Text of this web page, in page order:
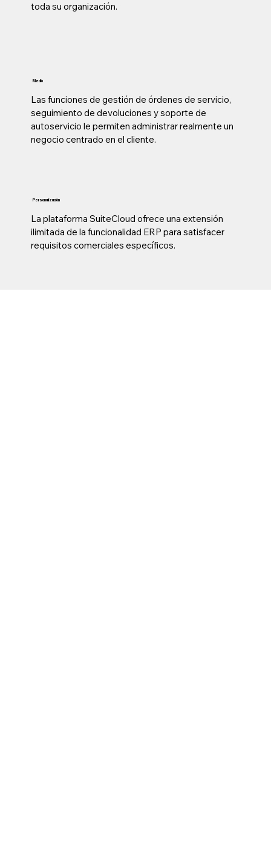
toda su organización.
Medio
Las funciones de gestión de órdenes de servicio,
seguimiento de devoluciones y soporte de
autoservicio le permiten administrar realmente un
negocio centrado en el cliente.
Personalización
La plataforma SuiteCloud ofrece una extensión
ilimitada de la funcionalidad ERP para satisfacer
requisitos comerciales específicos.